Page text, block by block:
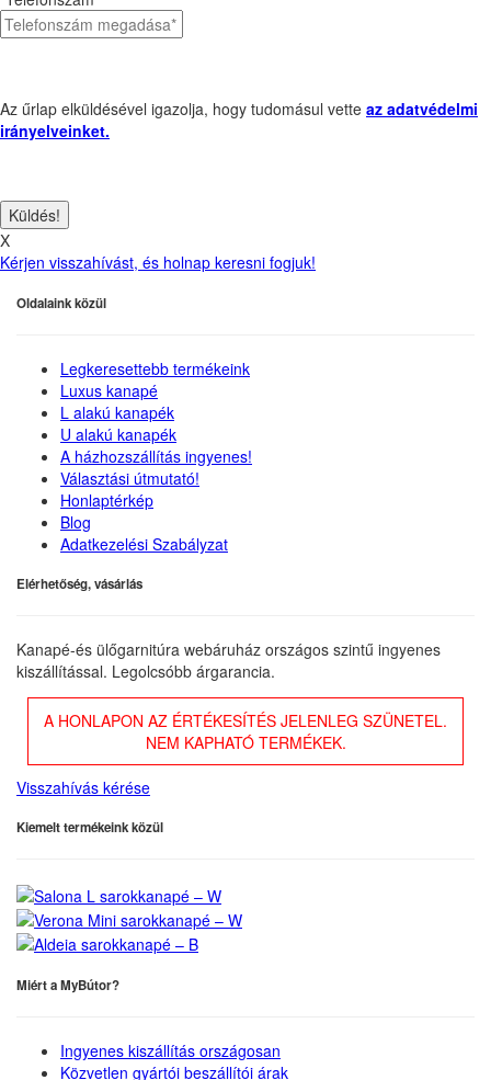
Az űrlap elküldésével igazolja, hogy tudomásul vette az adatvédelmi
irányelveinket.
X
Kérjen visszahívást, és holnap keresni fogjuk!
Oldalaink közül
Legkeresettebb termékeink
Luxus kanapé
L alakú kanapék
U alakú kanapék
A házhozszállítás ingyenes!
Választási útmutató!
Honlaptérkép
Blog
Adatkezelési Szabályzat
Elérhetőség, vásárlás
Kanapé-és ülőgarnitúra webáruház országos szintű ingyenes
kiszállítással. Legolcsóbb árgarancia.
A HONLAPON AZ ÉRTÉKESÍTÉS JELENLEG SZÜNETEL.
NEM KAPHATÓ TERMÉKEK.
Visszahívás kérése
Kiemelt termékeink közül
Miért a MyBútor?
Ingyenes kiszállítás országosan
Közvetlen gyártói beszállítói árak